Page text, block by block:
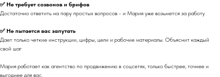
✅ Не требует созвонов и брифов
Достаточно ответить на пару простых вопросов - и Мария уже возьмется за работу
✅ Не пытается вас запутать
Дает только четкие инструкции, цифры, цели и рабочие материалы. Объяснит каждый
свой шаг
Мария работает как агентство по продвижению в соцсетях, только быстрее, точнее и
выгоднее для вас.